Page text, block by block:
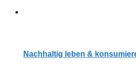
Nachhaltig leben &